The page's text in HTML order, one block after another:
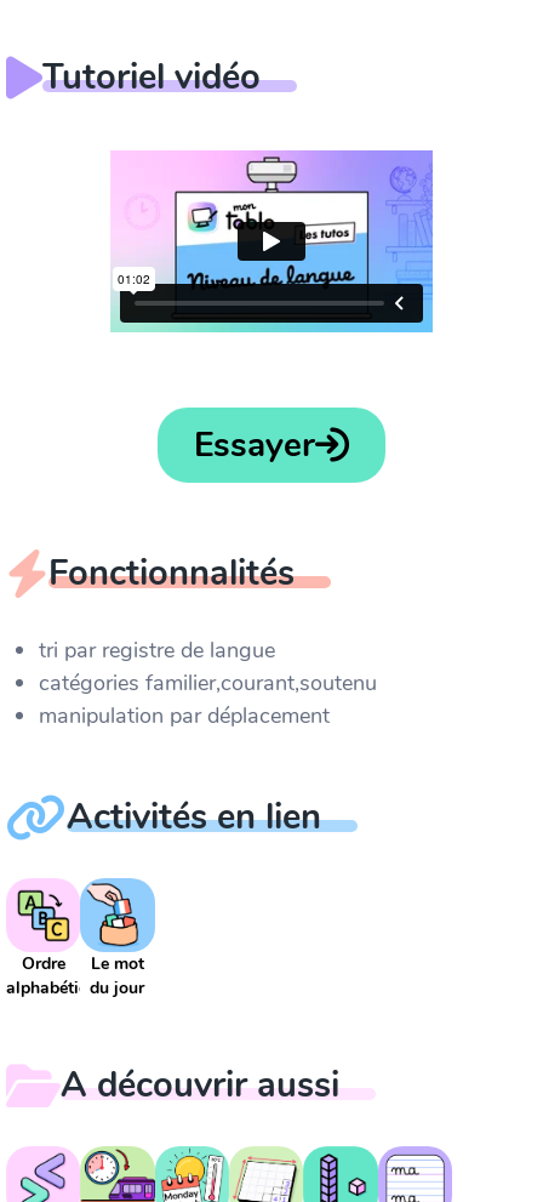
Tutoriel vidéo
Essayer
Fonctionnalités
tri par registre de langue
catégories familier,courant,soutenu
manipulation par déplacement
Activités en lien
Ordre
alphabétique
Le mot
du jour
A découvrir aussi